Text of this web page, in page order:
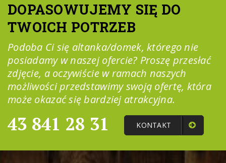
DOPASOWUJEMY SIĘ DO
TWOICH POTRZEB
Podoba Ci się altanka/domek, którego nie
posiadamy w naszej ofercie? Proszę przesłać
zdjęcie, a oczywiście w ramach naszych
możliwości przedstawimy swoją ofertę, która
może okazać się bardziej atrakcyjna.
43 841 28 31 KONTAKT